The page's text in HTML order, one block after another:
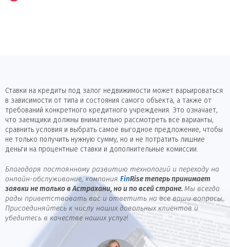
Ставки на кредиты под залог недвижимости может варьироваться
в зависимости от типа и состояния самого объекта, а также от
требований конкретного кредитного учреждения. Это означает,
что заемщики должны внимательно рассмотреть все варианты,
сравнить условия и выбрать самое выгодное предложение, чтобы
не только получить нужную сумму, но и не потратить лишние
деньги на процентные ставки и дополнительные комиссии.
Благодаря постоянному развитию технологий и переходу на
онлайн-обслуживание, компания FinRise теперь принимает
заявки не только в Астрахани, но и по всей стране. Мы всегда
рады приветствовать вас и ответить на все ваши вопросы.
Присоединяйтесь к числу наших довольных клиентов и
убедитесь в качестве наших услуг!